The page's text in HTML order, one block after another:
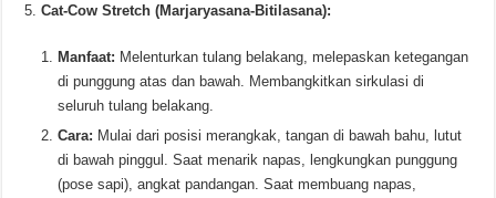
Cat-Cow Stretch (Marjaryasana-Bitilasana):
Manfaat: Melenturkan tulang belakang, melepaskan ketegangan
di punggung atas dan bawah. Membangkitkan sirkulasi di
seluruh tulang belakang.
Cara: Mulai dari posisi merangkak, tangan di bawah bahu, lutut
di bawah pinggul. Saat menarik napas, lengkungkan punggung
(pose sapi), angkat pandangan. Saat membuang napas,